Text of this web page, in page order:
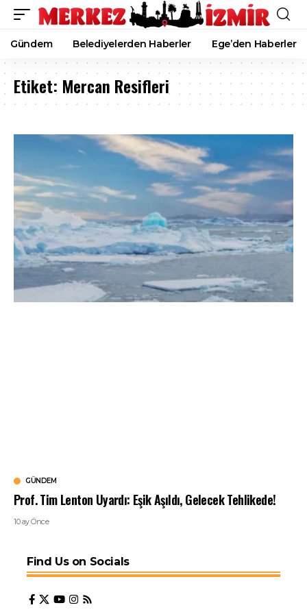
Gündem Belediyelerden Haberler Ege’den Haberler
Etiket: Mercan Resifleri
GÜNDEM
Prof. Tim Lenton Uyardı: Eşik Aşıldı, Gelecek Tehlikede!
10 ay Önce
Find Us on Socials